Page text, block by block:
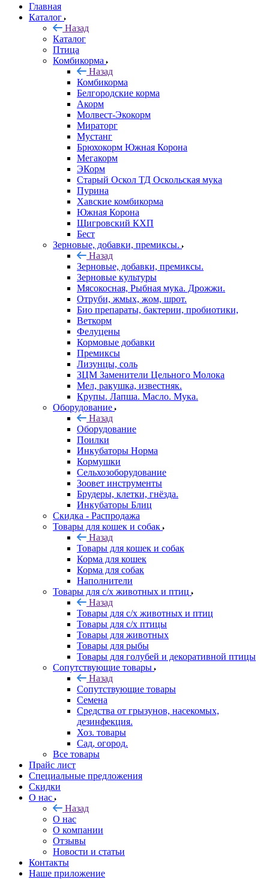
Главная
Каталог
Назад
Каталог
Птица
Комбикорма
Назад
Комбикорма
Белгородские корма
Акорм
Молвест-Экокорм
Мираторг
Мустанг
Брюхокорм Южная Корона
Мегакорм
ЭКорм
Старый Оскол ТД Оскольская мука
Пурина
Хавские комбикорма
Южная Корона
Щигровский КХП
Бест
Зерновые, добавки, премиксы.
Назад
Зерновые, добавки, премиксы.
Зерновые культуры
Мясокосная, Рыбная мука. Дрожжи.
Отруби, жмых, жом, шрот.
Био препараты, бактерии, пробиотики,
Веткорм
Фелуцены
Кормовые добавки
Премиксы
Лизунцы, соль
ЗЦМ Заменители Цельного Молока
Мел, ракушка, известняк.
Крупы. Лапша. Масло. Мука.
Оборудование
Назад
Оборудование
Поилки
Инкубаторы Норма
Кормушки
Сельхозоборудование
Зоовет инструменты
Брудеры, клетки, гнёзда.
Инкубаторы Блиц
Скидка - Распродажа
Товары для кошек и собак
Назад
Товары для кошек и собак
Корма для кошек
Корма для собак
Наполнители
Товары для с/х животных и птиц
Назад
Товары для с/х животных и птиц
Товары для с/х птицы
Товары для животных
Товары для рыбы
Товары для голубей и декоративной птицы
Сопутствующие товары
Назад
Сопутствующие товары
Семена
Средства от грызунов, насекомых,
дезинфекция.
Хоз. товары
Сад, огород.
Все товары
Прайс лист
Специальные предложения
Скидки
О нас
Назад
О нас
О компании
Отзывы
Новости и статьи
Контакты
Наше приложение